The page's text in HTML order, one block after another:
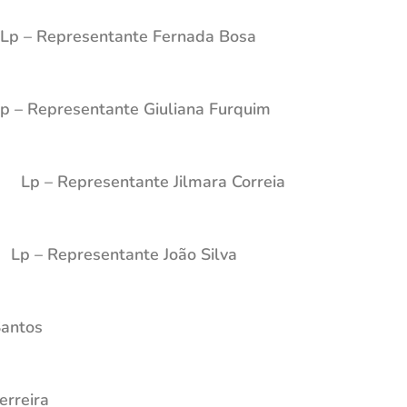
Lp – Representante Fernada Bosa
– Representante Giuliana Furquim
Lp – Representante Jilmara Correia
Lp – Representante João Silva